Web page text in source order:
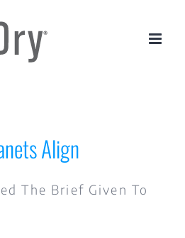
Align
The Brief Given To